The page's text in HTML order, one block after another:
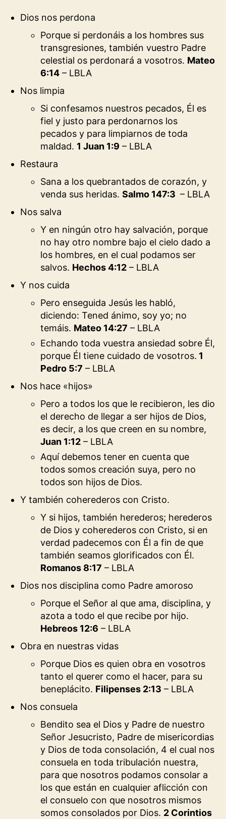
Dios nos perdona
Porque si perdonáis a los hombres sus
transgresiones, también vuestro Padre
celestial os perdonará a vosotros. Mateo
6:14 – LBLA
Nos limpia
Si confesamos nuestros pecados, Él es
fiel y justo para perdonarnos los
pecados y para limpiarnos de toda
maldad. 1 Juan 1:9 – LBLA
Restaura
Sana a los quebrantados de corazón, y
venda sus heridas. Salmo 147:3 – LBLA
Nos salva
Y en ningún otro hay salvación, porque
no hay otro nombre bajo el cielo dado a
los hombres, en el cual podamos ser
salvos. Hechos 4:12 – LBLA
Y nos cuida
Pero enseguida Jesús les habló,
diciendo: Tened ánimo, soy yo; no
temáis. Mateo 14:27 – LBLA
Echando toda vuestra ansiedad sobre Él,
porque Él tiene cuidado de vosotros. 1
Pedro 5:7 – LBLA
Nos hace «hijos»
Pero a todos los que le recibieron, les dio
el derecho de llegar a ser hijos de Dios,
es decir, a los que creen en su nombre,
Juan 1:12 – LBLA
Aquí debemos tener en cuenta que
todos somos creación suya, pero no
todos son hijos de Dios.
Y también coherederos con Cristo.
Y si hijos, también herederos; herederos
de Dios y coherederos con Cristo, si en
verdad padecemos con Él a fin de que
también seamos glorificados con Él.
Romanos 8:17 – LBLA
Dios nos disciplina como Padre amoroso
Porque el Señor al que ama, disciplina, y
azota a todo el que recibe por hijo.
Hebreos 12:6 – LBLA
Obra en nuestras vidas
Porque Dios es quien obra en vosotros
tanto el querer como el hacer, para su
beneplácito. Filipenses 2:13 – LBLA
Nos consuela
Bendito sea el Dios y Padre de nuestro
Señor Jesucristo, Padre de misericordias
y Dios de toda consolación, 4 el cual nos
consuela en toda tribulación nuestra,
para que nosotros podamos consolar a
los que están en cualquier aflicción con
el consuelo con que nosotros mismos
somos consolados por Dios. 2 Corintios